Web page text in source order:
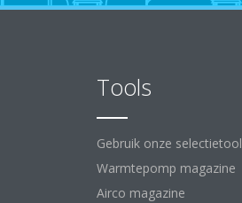
Tools
Gebruik onze selectietool
Warmtepomp magazine
Airco magazine